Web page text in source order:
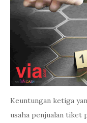
Keuntungan ketiga
usaha penjualan tiket